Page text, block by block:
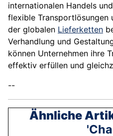
internationalen Handels
flexible Transportlösungen
der globalen Lieferketten
Verhandlung und
können Unternehmen ihre
effektiv erfüllen und
--
Ähnliche